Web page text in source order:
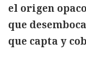
el origen
que
que capta y